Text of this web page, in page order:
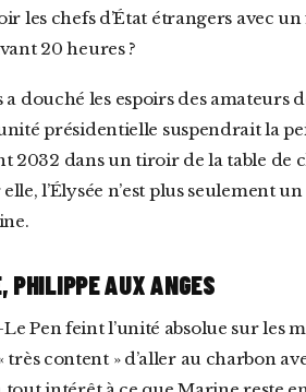
les chefs d’État étrangers avec
20 heures ?
présidentielle suspendrait la
2032 dans un tiroir de la table de
l’Élysée n’est plus seulement
PHILIPPE AUX ANGES
Pen feint l’unité absolue sur les
content » d’aller au charbon